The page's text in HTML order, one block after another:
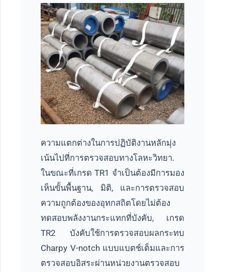
ความแตกต่างในการปฏิบัติงานหลักมุ่ง
เน้นไปที่การตรวจสอบทางโลหะวิทยา.
ในขณะที่เกรด TR1 จำเป็นต้องมีการมอง
เห็นขั้นพื้นฐาน, มิติ, และการตรวจสอบ
ความถูกต้องของอุทกสถิตโดยไม่ต้อง
ทดสอบพลังงานกระแทกที่บังคับ, เกรด
TR2 บังคับใช้การตรวจสอบผลกระทบ
Charpy V-notch แบบแบตช์เต็มและการ
ตรวจสอบอิสระผ่านหน่วยงานตรวจสอบ